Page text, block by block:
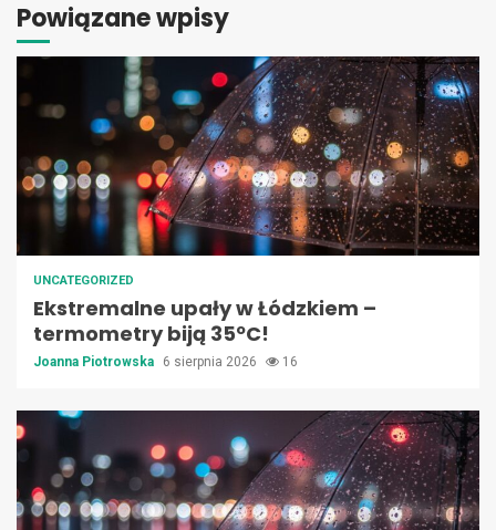
Powiązane wpisy
UNCATEGORIZED
Ekstremalne upały w Łódzkiem –
termometry biją 35ºC!
Joanna Piotrowska 6 sierpnia 2026 16